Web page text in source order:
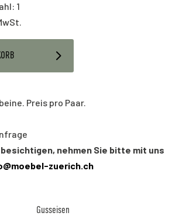
1
Preis pro Paar.
besichtigen, nehmen Sie bitte mit uns
zuerich.ch
Gusseisen